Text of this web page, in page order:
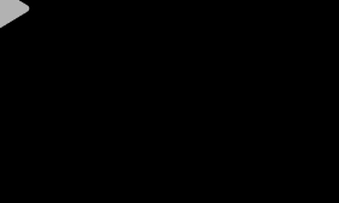
Play